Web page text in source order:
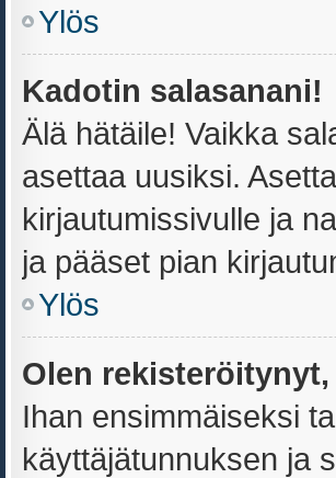
Ylös
Kadotin salasanani!
Älä hätäile! Vaikka
asettaa uusiksi.
kirjautumissivulle ja
ja pääset pian
Ylös
Olen
Ihan ensimmäiseksi
käyttäjätunnuksen ja